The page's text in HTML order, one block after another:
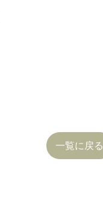
一覧に戻る